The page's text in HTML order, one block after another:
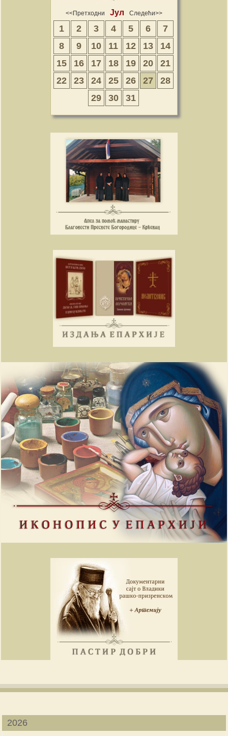
<<Претходни Јул Следећи>>
1 2 3 4 5 6
7
8
9 10 11 12 13
14
15
16 17 18 19 20
21
22
23 24 25 26 27
28
29
30 31
2026